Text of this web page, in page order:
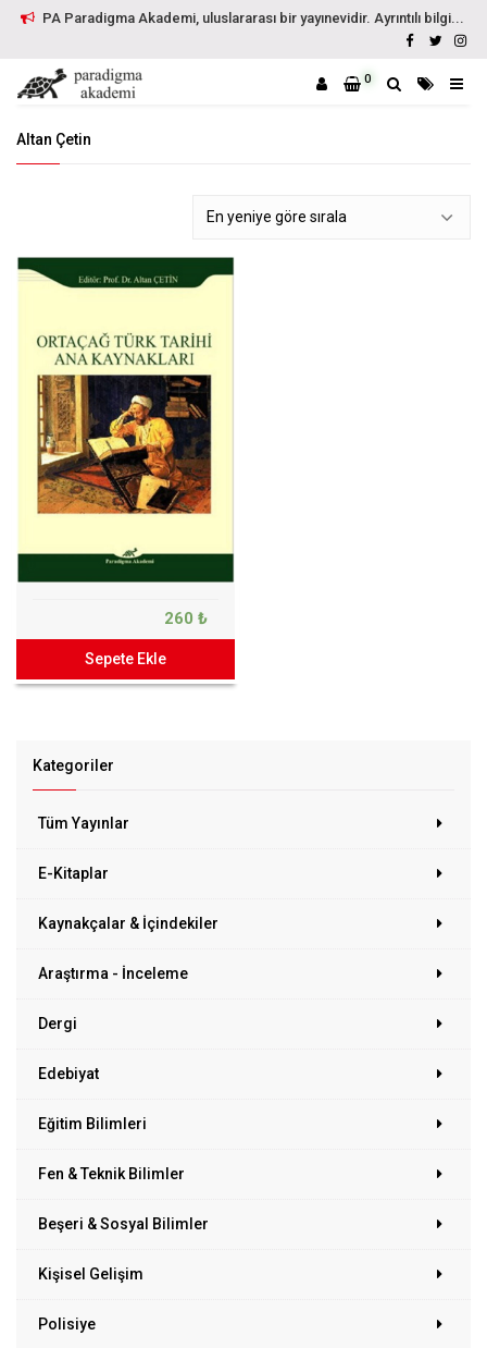
PA Paradigma Akademi, uluslararası bir yayınevidir. Ayrıntılı bilgi...
0
Altan Çetin
Kategoriler
Tüm Yayınlar
E-Kitaplar
Kaynakçalar & İçindekiler
Araştırma - İnceleme
Dergi
Edebiyat
Eğitim Bilimleri
Fen & Teknik Bilimler
Beşeri & Sosyal Bilimler
Kişisel Gelişim
Polisiye
260 ₺
Sepete Ekle